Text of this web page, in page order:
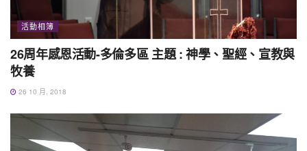
活動相簿
26周年感恩活動-多倫多區 主題 : 神學、聖經、宣教與
牧養
26 10 月, 2018